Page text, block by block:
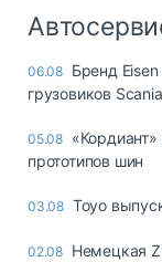
06.08 Бренд
грузовиков
05.08
прототипов шин
03.08 Toyo
02.08 Немецкая